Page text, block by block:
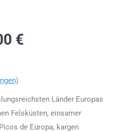
€
Länder Europas
Felsküsten, einsamer
de Europa, kargen